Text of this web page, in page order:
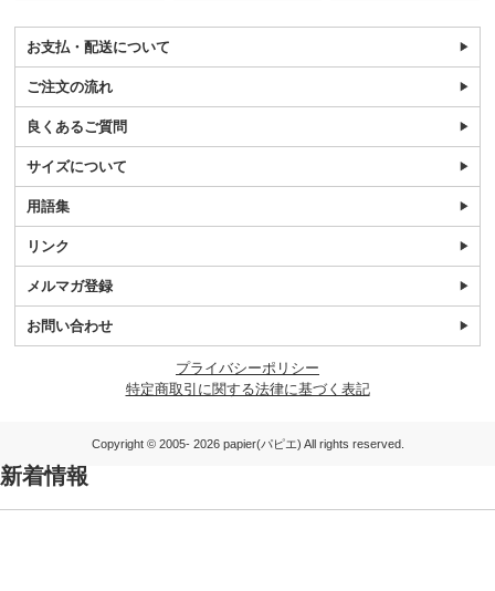
お支払・配送について
ご注文の流れ
良くあるご質問
サイズについて
用語集
リンク
メルマガ登録
お問い合わせ
プライバシーポリシー
特定商取引に関する法律に基づく表記
Copyright © 2005- 2026 papier(パピエ) All rights reserved.
新着情報